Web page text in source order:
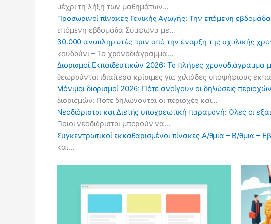
μέχρι τη λήξη των μαθημάτων…
Προσωρινοί πίνακες Γενικής Αγωγής: Την επόμενη
επόμενη εβδομάδα Σύμφωνα με…
30.000 αναπληρωτές πριν από την έναρξη της σχολικής
κουδούνι – Το χρονοδιάγραμμα…
Διορισμοί Εκπαιδευτικών 2026: Το πλήρες
θεωρούνται ιδιαίτερα κρίσιμες για χιλιάδες υποψήφιους
Μόνιμοι διορισμοί 2026: Πότε ανοίγουν οι δηλώσεις
διορισμών: Πότε δηλώνονται οι περιοχές και…
Νεοδιόριστοι και Διετής υποχρεωτική παραμονή: Όλες οι
Ποιοι νεοδιόριστοι μπορούν να…
Συγκεντρωτικοί εκκαθαρισμένοι πίνακες Α/θμια – Β/θμια –
και…